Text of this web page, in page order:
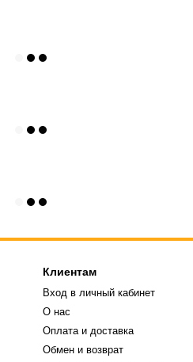
Клиентам
Вход в личный кабинет
О нас
Оплата и доставка
Обмен и возврат